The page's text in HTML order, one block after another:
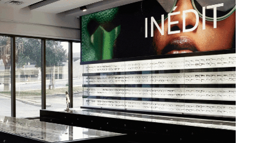
Faites appel à nos stylistes!
Faites appel à nos stylistes!